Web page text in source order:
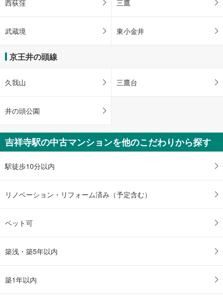
西荻窪 三鷹
武蔵境 東小金井
京王井の頭線
久我山 三鷹台
井の頭公園
吉祥寺駅の中古マンションを他のこだわりから探す
駅徒歩10分以内
リノベーション・リフォーム済み（予定含む）
ペット可
築浅・築5年以内
築1年以内